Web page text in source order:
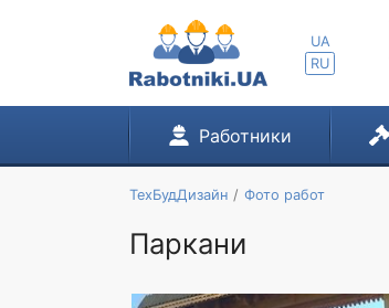
UA
RU
Работники
ТехБудДизайн Фото работ
Паркани